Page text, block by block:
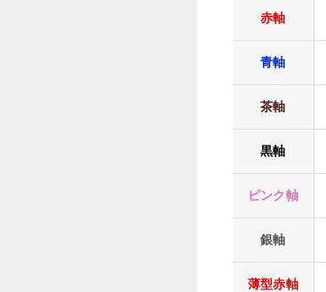
赤軸
青軸
茶軸
黒軸
ピンク軸
銀軸
薄型赤軸